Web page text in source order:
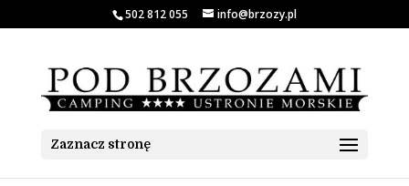
502 812 055 info@brzozy.pl
Zaznacz stronę